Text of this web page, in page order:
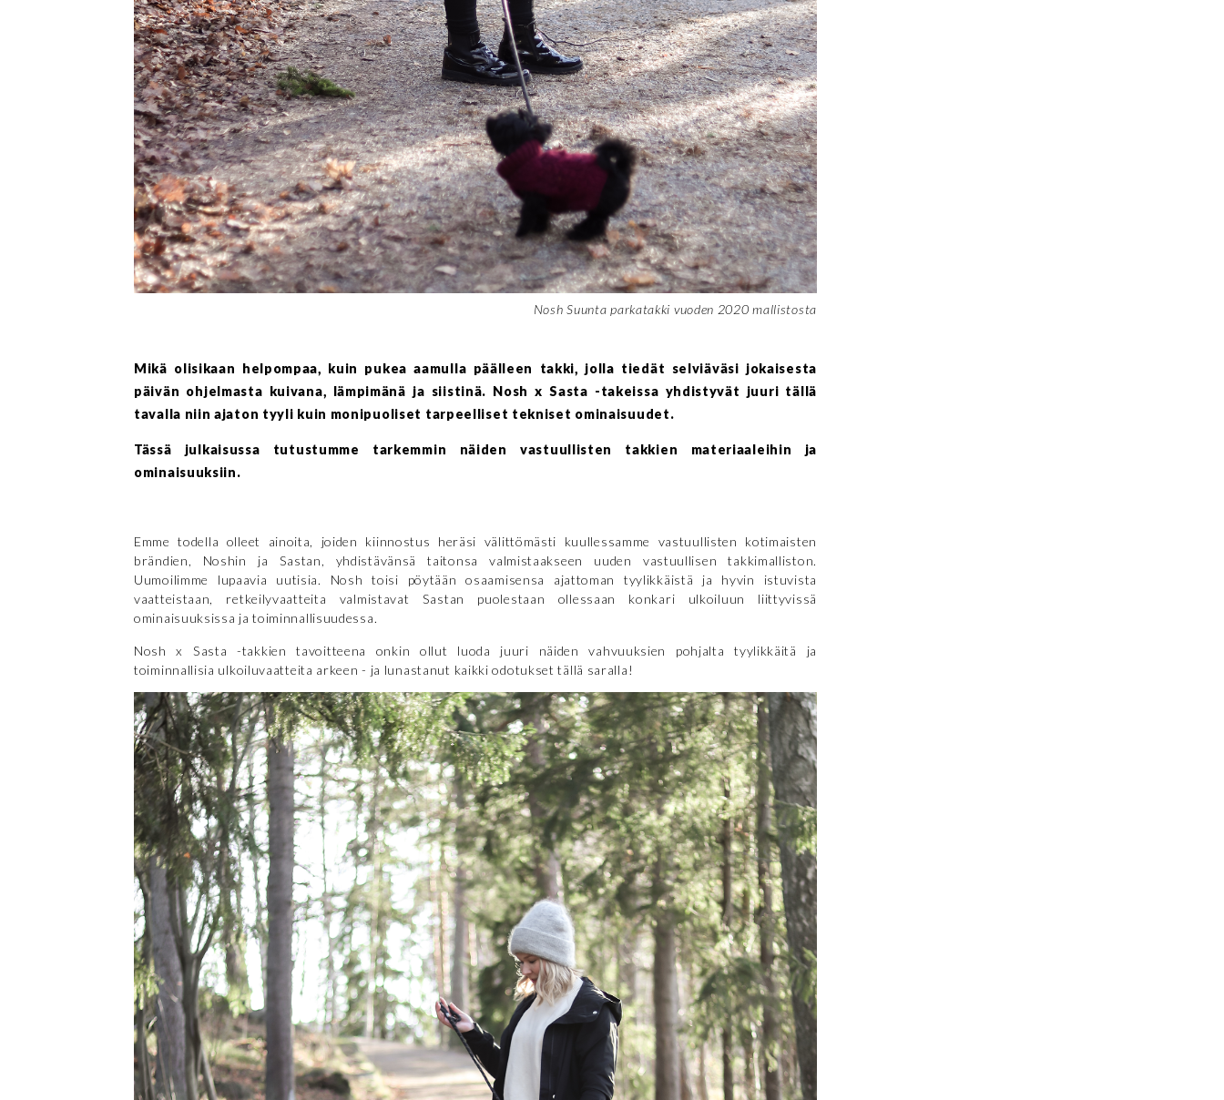
Nosh Suunta parkatakki vuoden 2020 mallistosta
Mikä olisikaan helpompaa, kuin pukea aamulla päälleen takki, jolla tiedät selviäväsi jokaisesta
päivän ohjelmasta kuivana, lämpimänä ja siistinä. Nosh x Sasta -takeissa yhdistyvät juuri tällä
tavalla niin ajaton tyyli kuin monipuoliset tarpeelliset tekniset ominaisuudet.
Tässä julkaisussa tutustumme tarkemmin näiden vastuullisten takkien materiaaleihin ja
ominaisuuksiin.
Emme todella olleet ainoita, joiden kiinnostus heräsi välittömästi kuullessamme vastuullisten kotimaisten
brändien, Noshin ja Sastan, yhdistävänsä taitonsa valmistaakseen uuden vastuullisen takkimalliston.
Uumoilimme lupaavia uutisia. Nosh toisi pöytään osaamisensa ajattoman tyylikkäistä ja hyvin istuvista
vaatteistaan, retkeilyvaatteita valmistavat Sastan puolestaan ollessaan konkari ulkoiluun liittyvissä
ominaisuuksissa ja toiminnallisuudessa.
Nosh x Sasta -takkien tavoitteena onkin ollut luoda juuri näiden vahvuuksien pohjalta tyylikkäitä ja
toiminnallisia ulkoiluvaatteita arkeen - ja lunastanut kaikki odotukset tällä saralla!